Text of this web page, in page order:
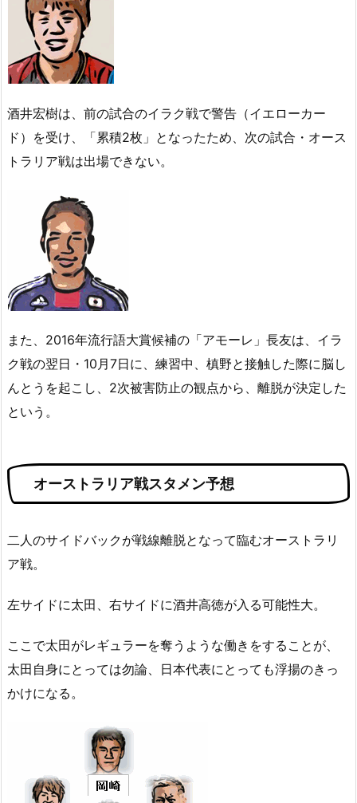
酒井宏樹は、前の試合のイラク戦で警告（イエローカー
ド）を受け、「累積2枚」となったため、次の試合・オース
トラリア戦は出場できない。
また、2016年流行語大賞候補の「アモーレ」長友は、イラ
ク戦の翌日・10月7日に、練習中、槙野と接触した際に脳し
んとうを起こし、2次被害防止の観点から、離脱が決定した
という。
オーストラリア戦スタメン予想
二人のサイドバックが戦線離脱となって臨むオーストラリ
ア戦。
左サイドに太田、右サイドに酒井高徳が入る可能性大。
ここで太田がレギュラーを奪うような働きをすることが、
太田自身にとっては勿論、日本代表にとっても浮揚のきっ
かけになる。